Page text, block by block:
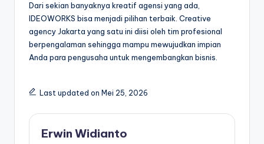
Dari sekian banyaknya kreatif agensi yang ada,
IDEOWORKS bisa menjadi pilihan terbaik. Creative
agency Jakarta yang satu ini diisi oleh tim profesional
berpengalaman sehingga mampu mewujudkan impian
Anda para pengusaha untuk mengembangkan bisnis.
Last updated on Mei 25, 2026
Erwin Widianto